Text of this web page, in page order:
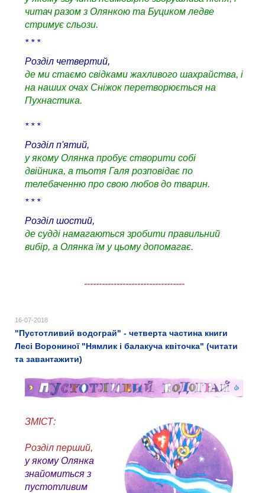
читач разом з Олянкою та Буциком ледве
стримує сльози.
* * *
Розділ четвертий,
де ми стаємо свідками жахливого шахрайства, і
на наших очах Сніжок перетворюється на
Пухнастика.
* * *
Розділ п'ятий,
у якому Олянка пробує створити собі
двійника, а тьотя Галя розповідає по
телебаченню про свою любов до тварин.
* * *
Розділ шостий,
де судді намагаються зробити правильний
вибір, а Олянка їм у цьому допомагає.
----------------------------------
16-07-2018
"Пустотливий водограй" - четверта частина книги
Лесі Ворониної "Нямлик і балакуча квіточка" (читати
та завантажити)
ЗМІСТ:
Розділ перший,
у якому Олянка
знайомиться з
пустотливим